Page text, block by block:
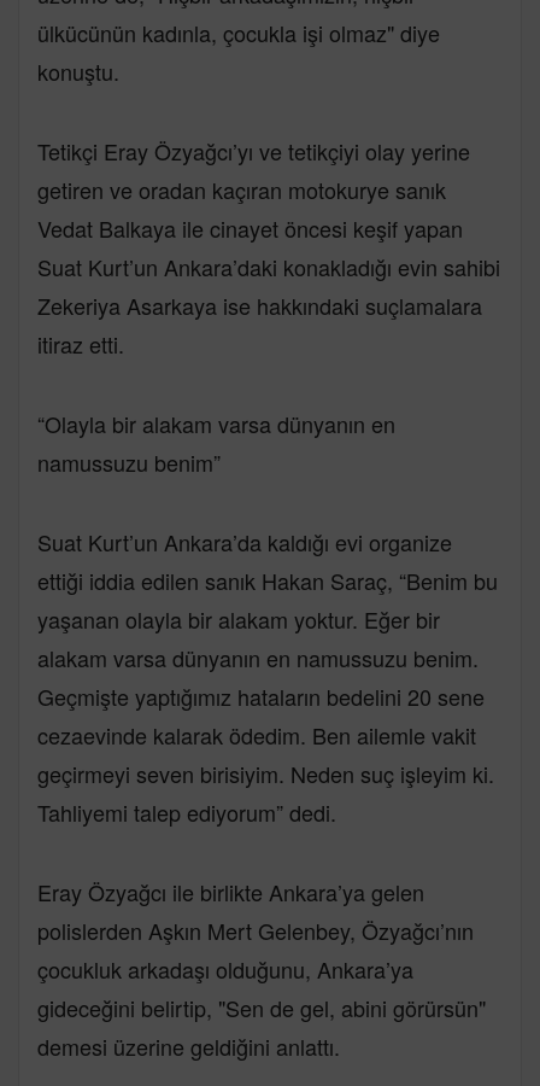
ülkücünün kadınla, çocukla işi olmaz" diye
konuştu.
Tetikçi Eray Özyağcı’yı ve tetikçiyi olay yerine
getiren ve oradan kaçıran motokurye sanık
Vedat Balkaya ile cinayet öncesi keşif yapan
Suat Kurt’un Ankara’daki konakladığı evin sahibi
Zekeriya Asarkaya ise hakkındaki suçlamalara
itiraz etti.
“Olayla bir alakam varsa dünyanın en
namussuzu benim”
Suat Kurt’un Ankara’da kaldığı evi organize
ettiği iddia edilen sanık Hakan Saraç, “Benim bu
yaşanan olayla bir alakam yoktur. Eğer bir
alakam varsa dünyanın en namussuzu benim.
Geçmişte yaptığımız hataların bedelini 20 sene
cezaevinde kalarak ödedim. Ben ailemle vakit
geçirmeyi seven birisiyim. Neden suç işleyim ki.
Tahliyemi talep ediyorum” dedi.
Eray Özyağcı ile birlikte Ankara’ya gelen
polislerden Aşkın Mert Gelenbey, Özyağcı’nın
çocukluk arkadaşı olduğunu, Ankara’ya
gideceğini belirtip, "Sen de gel, abini görürsün"
demesi üzerine geldiğini anlattı.